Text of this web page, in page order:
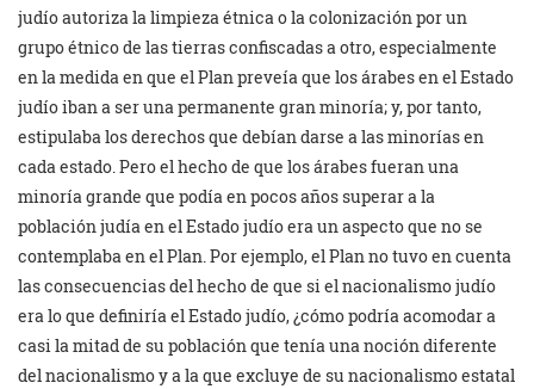
judío autoriza la limpieza étnica o la colonización por un
grupo étnico de las tierras confiscadas a otro, especialmente
en la medida en que el Plan preveía que los árabes en el Estado
judío iban a ser una permanente gran minoría; y, por tanto,
estipulaba los derechos que debían darse a las minorías en
cada estado. Pero el hecho de que los árabes fueran una
minoría grande que podía en pocos años superar a la
población judía en el Estado judío era un aspecto que no se
contemplaba en el Plan. Por ejemplo, el Plan no tuvo en cuenta
las consecuencias del hecho de que si el nacionalismo judío
era lo que definiría el Estado judío, ¿cómo podría acomodar a
casi la mitad de su población que tenía una noción diferente
del nacionalismo y a la que excluye de su nacionalismo estatal